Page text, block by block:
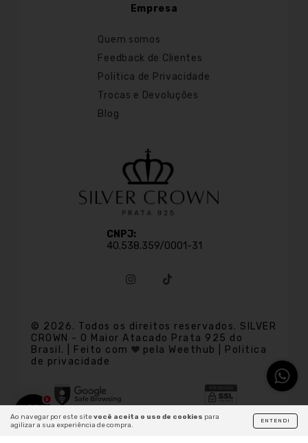
Ao navegar por este sitevocê aceita o uso de cookies para
agilizar a sua experiência de compra.
ENTENDI
Empresa
Quem somos
Feedback de Clientes
Politica de Privacidade
Trocas e Devoluções
Blog
CNPJ:
40.538.359/0001-31
© 2026. Todos os direitos reservados. SILVER
CROWN - O Maior Atacado Prata 925 do
Brasil. | Feito com
pela Weethub | Politica
de privacidade
3